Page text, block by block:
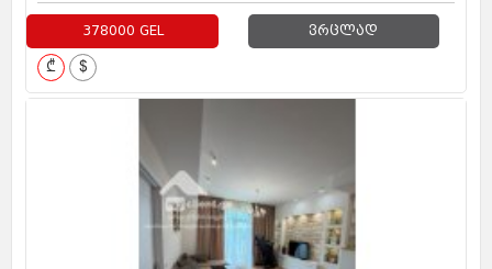
378000 GEL ვრცლად
₾ $